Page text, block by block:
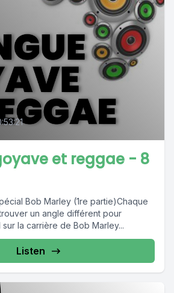
et reggae - 8
Bob Marley (1re partie)Chaque
un angle différent pour
la carrière de Bob Marley...
Listen